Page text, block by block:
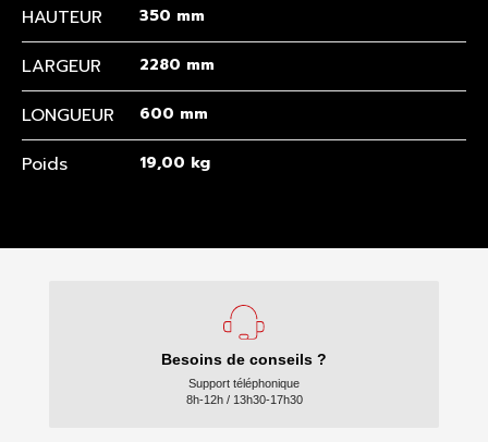
Besoins de conseils ?
Support téléphonique
8h-12h / 13h30-17h30
HAUTEUR 350 mm
LARGEUR 2280 mm
LONGUEUR 600 mm
Poids 19,00 kg